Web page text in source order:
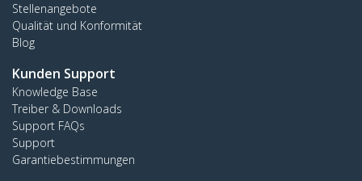
Stellenangebote
Qualität und Konformität
Blog
Kunden Support
Knowledge Base
Treiber & Downloads
Support FAQs
Support
Garantiebestimmungen